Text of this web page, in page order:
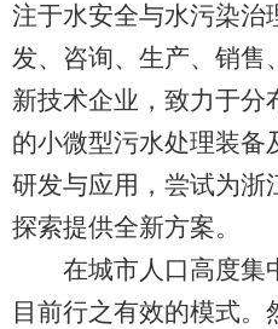
注于水安全与水污染治
发、咨询、生产、销售
新技术企业，致力于分
的小微型污水处理装备
研发与应用，尝试为浙
探索提供全新方案。
在城市人口高度集
目前行之有效的模式。